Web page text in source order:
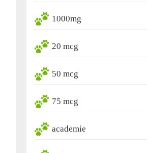
1000mg
20 mcg
50 mcg
75 mcg
academie